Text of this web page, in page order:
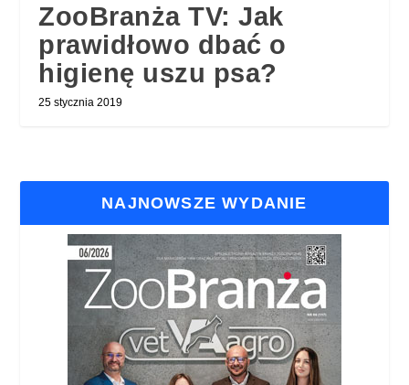
ZooBranża TV: Jak
prawidłowo dbać o
higienę uszu psa?
25 stycznia 2019
NAJNOWSZE WYDANIE